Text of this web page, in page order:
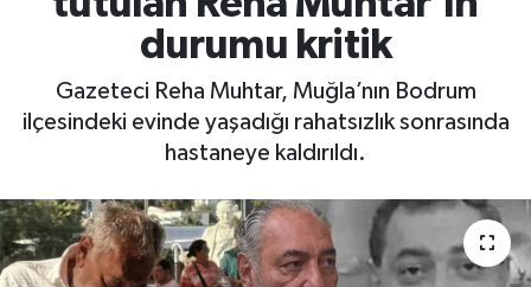
durumu kritik
Gazeteci Reha Muhtar, Muğla’nın Bodrum
ilçesindeki evinde yaşadığı rahatsızlık sonrasında
hastaneye kaldırıldı.
RESMİ İLANLAR
SİYASET
SPOR
Süper Lig Puan Durumu ve Fikstür
Son Dakika Haberleri